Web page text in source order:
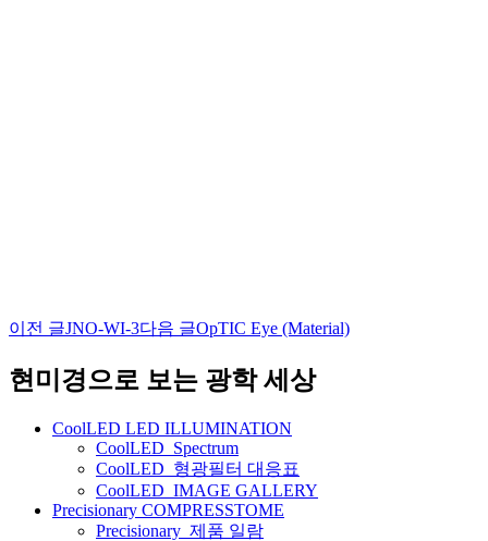
글
네
이전 글JNO-WI-3다음 글OpTIC Eye (Material)
현미경으로 보는 광학 세상
CoolLED LED ILLUMINATION
CoolLED_Spectrum
CoolLED_형광필터 대응표
CoolLED_IMAGE GALLERY
Precisionary COMPRESSTOME
Precisionary_제품 일람